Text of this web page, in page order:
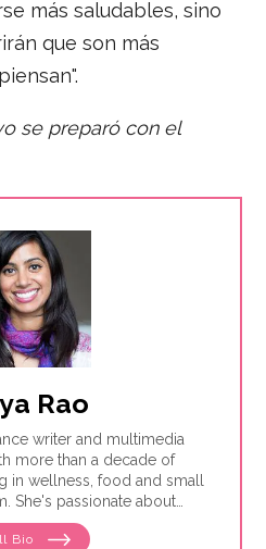
más saludables, sino
que son más
se preparó con el
Rao
writer and multimedia
more than a decade of
in wellness, food and small
She's passionate about
voices.
Bio